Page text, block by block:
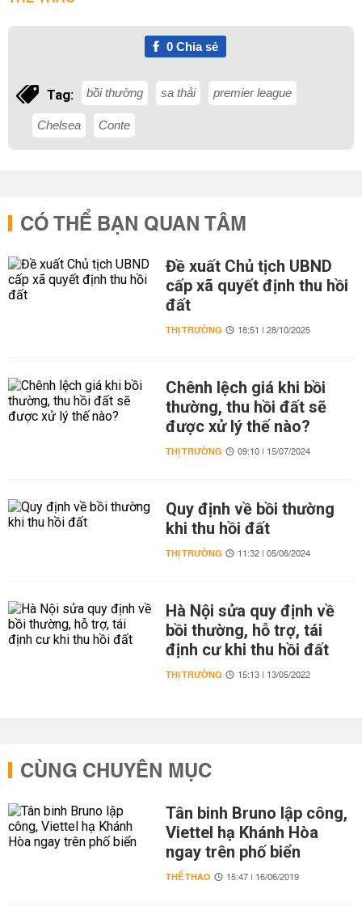
0Chia sẻ
Tag: bồi thường sa thải premier league
Chelsea Conte
CÓ THỂ BẠN QUAN TÂM
Đề xuất Chủ tịch UBND
cấp xã quyết định thu hồi
đất
THỊ TRƯỜNG 18:51 | 28/10/2025
Chênh lệch giá khi bồi
thường, thu hồi đất sẽ
được xử lý thế nào?
THỊ TRƯỜNG 09:10 | 15/07/2024
Quy định về bồi thường
khi thu hồi đất
THỊ TRƯỜNG 11:32 | 05/06/2024
Hà Nội sửa quy định về
bồi thường, hỗ trợ, tái
định cư khi thu hồi đất
THỊ TRƯỜNG 15:13 | 13/05/2022
CÙNG CHUYÊN MỤC
Tân binh Bruno lập công,
Viettel hạ Khánh Hòa
ngay trên phố biển
THỂ THAO 15:47 | 16/06/2019